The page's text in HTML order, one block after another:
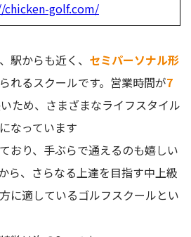
chicken-golf.com/
駅からも近く、 セミパーソナル形
れるスクールです。営業時間が7
ため、さまざまなライフスタイル
なっています
おり、手ぶらで通えるのも嬉しい
ら、さらなる上達を目指す中上級
に適しているゴルフスクールとい